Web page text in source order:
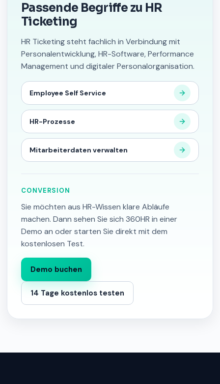
Passende Begriffe zu HR
Ticketing
HR Ticketing steht fachlich in Verbindung mit
Personalentwicklung, HR-Software, Performance
Management und digitaler Personalorganisation.
Employee Self Service
HR-Prozesse
Mitarbeiterdaten verwalten
CONVERSION
Sie möchten aus HR-Wissen klare Abläufe
machen. Dann sehen Sie sich 360HR in einer
Demo an oder starten Sie direkt mit dem
kostenlosen Test.
Demo buchen
14 Tage kostenlos testen